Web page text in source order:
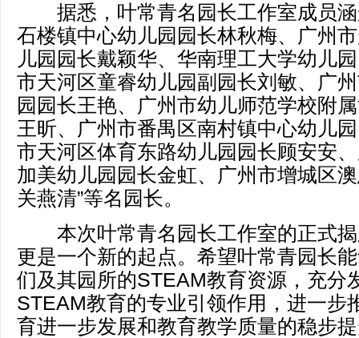
据悉，叶常青名园长工作室成员涵
石楼镇中心幼儿园园长林秋梅、广州
儿园园长戴颖华、华南理工大学幼儿
市天河区童睿幼儿园副园长刘敏、广
园园长王艳、广州市幼儿师范学校附
王昕、广州市番禺区南村镇中心幼儿
市天河区体育东路幼儿园园长顾安安
加美幼儿园园长金虹、广州市增城区
关燕清”等名园长。
本次叶常青名园长工作室的正式揭
更是一个新的起点。希望叶常青园长
们及其园所的STEAM教育资源，充分
STEAM教育的专业引领作用，进一步
育进一步发展和教育教学质量的稳步